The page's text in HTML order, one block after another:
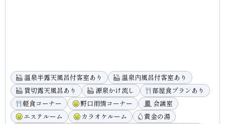
温泉半露天風呂付客室あり
温泉内風呂付客室あり
貸切露天風呂あり
源泉かけ流し
部屋食プランあり
軽食コーナー
野口雨情コーナー
会議室
エステルーム
カラオケルーム
黄金の湯